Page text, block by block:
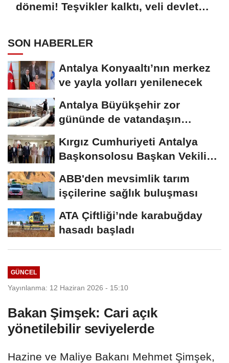
dönemi! Teşvikler kalktı, veli devlet
SON HABERLER
Antalya Konyaaltı’nın merkez
ve yayla yolları yenilenecek
Antalya Büyükşehir zor
gününde de vatandaşın
Kırgız Cumhuriyeti Antalya
Başkonsolosu Başkan Vekili
ABB'den mevsimlik tarım
işçilerine sağlık buluşması
ATA Çiftliği’nde karabuğday
hasadı başladı
GÜNCEL
Yayınlanma: 12 Haziran 2026 - 15:10
Bakan Şimşek: Cari açık
yönetilebilir seviyelerde
Hazine ve Maliye Bakanı Mehmet Şimşek,